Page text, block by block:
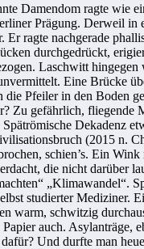
Damendom ragte
Prägung. Derweil
ragte nachgerade
durchgedrückt,
Laschwitt
Eine Brücke
Pfeiler in den Boden
gefährlich,
Dekadenz
(2015 n.
schien’s. Ein
die nicht
studierter Mediziner.
warm, schwitzig
auch. Asylanträge,
Und durfte man